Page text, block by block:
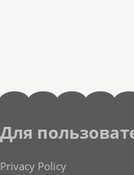
Для
Privacy Policy